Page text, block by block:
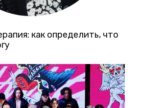
как определить, что